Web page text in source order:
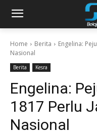
Home Berita
Engelina:
Nasional
Berita Kesra
Engelina:
1817 Perlu
Nasional